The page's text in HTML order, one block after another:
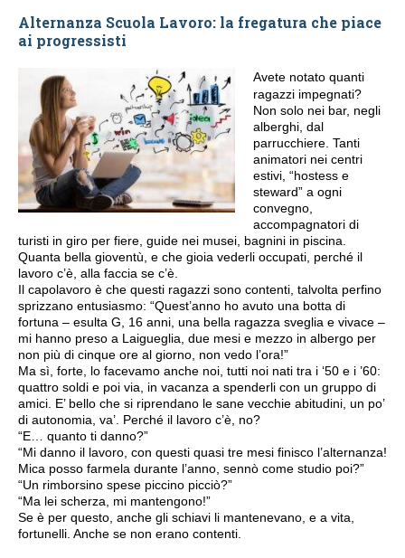
Alternanza Scuola Lavoro: la fregatura che piace
ai progressisti
Avete notato quanti
ragazzi impegnati?
Non solo nei bar, negli
alberghi, dal
parrucchiere. Tanti
animatori nei centri
estivi, “hostess e
steward” a ogni
convegno,
accompagnatori di
turisti in giro per fiere, guide nei musei, bagnini in piscina.
Quanta bella gioventù, e che gioia vederli occupati, perché il
lavoro c’è, alla faccia se c’è.
Il capolavoro è che questi ragazzi sono contenti, talvolta perfino
sprizzano entusiasmo: “Quest’anno ho avuto una botta di
fortuna – esulta G, 16 anni, una bella ragazza sveglia e vivace –
mi hanno preso a Laigueglia, due mesi e mezzo in albergo per
non più di cinque ore al giorno, non vedo l’ora!”
Ma sì, forte, lo facevamo anche noi, tutti noi nati tra i ‘50 e i ’60:
quattro soldi e poi via, in vacanza a spenderli con un gruppo di
amici. E’ bello che si riprendano le sane vecchie abitudini, un po’
di autonomia, va’. Perché il lavoro c’è, no?
“E… quanto ti danno?”
“Mi danno il lavoro, con questi quasi tre mesi finisco l’alternanza!
Mica posso farmela durante l’anno, sennò come studio poi?”
“Un rimborsino spese piccino picciò?”
“Ma lei scherza, mi mantengono!”
Se è per questo, anche gli schiavi li mantenevano, e a vita,
fortunelli. Anche se non erano contenti.